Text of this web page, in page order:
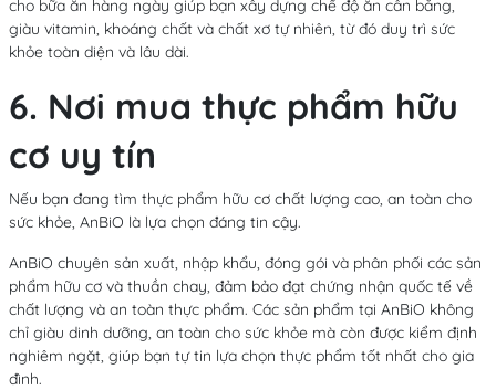
cho bữa ăn hàng ngày giúp bạn xây dựng chế độ ăn cân bằng,
giàu vitamin, khoáng chất và chất xơ tự nhiên, từ đó duy trì sức
khỏe toàn diện và lâu dài.
6. Nơi mua thực phẩm hữu
cơ uy tín
Nếu bạn đang tìm thực phẩm hữu cơ chất lượng cao, an toàn cho
sức khỏe, AnBiO là lựa chọn đáng tin cậy.
AnBiO chuyên sản xuất, nhập khẩu, đóng gói và phân phối các sản
phẩm hữu cơ và thuần chay, đảm bảo đạt chứng nhận quốc tếvề
chất lượng và an toàn thực phẩm. Các sản phẩm tại AnBiO không
chỉ giàu dinh dưỡng, an toàn cho sức khỏemà còn được kiểm định
nghiêm ngặt, giúp bạn tự tin lựa chọn thực phẩm tốt nhất cho gia
đình.